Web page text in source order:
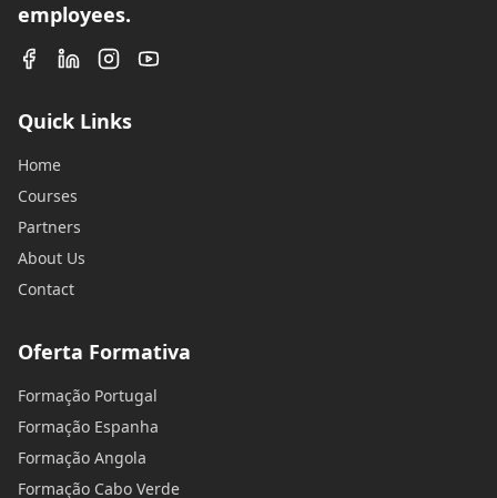
employees.
Quick Links
Home
Courses
Partners
About Us
Contact
Oferta Formativa
Formação Portugal
Formação Espanha
Formação Angola
Formação Cabo Verde